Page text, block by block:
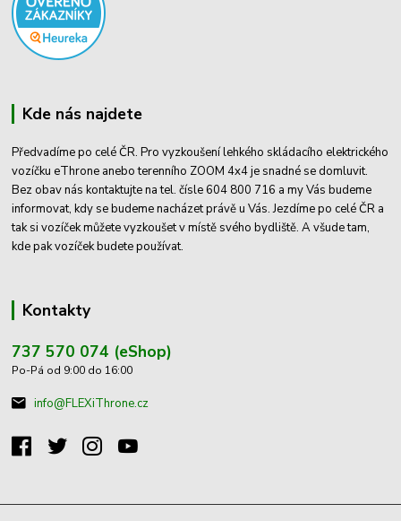
Kde nás najdete
Předvadíme po celé ČR. Pro vyzkoušení lehkého skládacího elektrického
vozíčku eThrone anebo terenního ZOOM 4x4 je snadné se domluvit.
Bez obav nás kontaktujte na tel. čísle 604 800 716 a my Vás budeme
informovat, kdy se budeme nacházet právě u Vás. Jezdíme po celé ČR a
tak si vozíček můžete vyzkoušet v místě svého bydliště. A všude tam,
kde pak vozíček budete používat.
Kontakty
737 570 074 (eShop)
Po-Pá od 9:00 do 16:00
info@FLEXiThrone.cz